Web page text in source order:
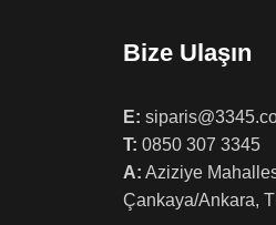
Bize Ulaşın
E:
T: 0850 307 3345
A: Aziziye
Çankaya/Ankara,